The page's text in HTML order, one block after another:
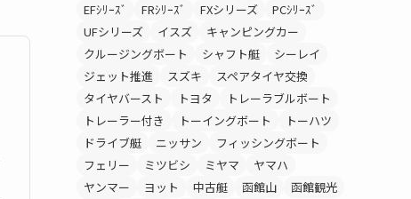
EFｼﾘｰｽﾞ
FRｼﾘｰｽﾞ FXシリーズ
PCｼﾘｰｽﾞ
UFシリーズ
イスズ
キャンピングカー
クルージングボート
シャフト艇
シーレイ
ジェット推進
スズキ
スペアタイヤ交換
タイヤバースト
トヨタ
トレーラブルボート
トレーラー付き
トーイングボート
トーハツ
ドライブ艇
ニッサン
フィッシングボート
フェリー
ミツビシ ミヤマ
ヤマハ
ヤンマー
ヨット 中古艇 函館山
函館観光